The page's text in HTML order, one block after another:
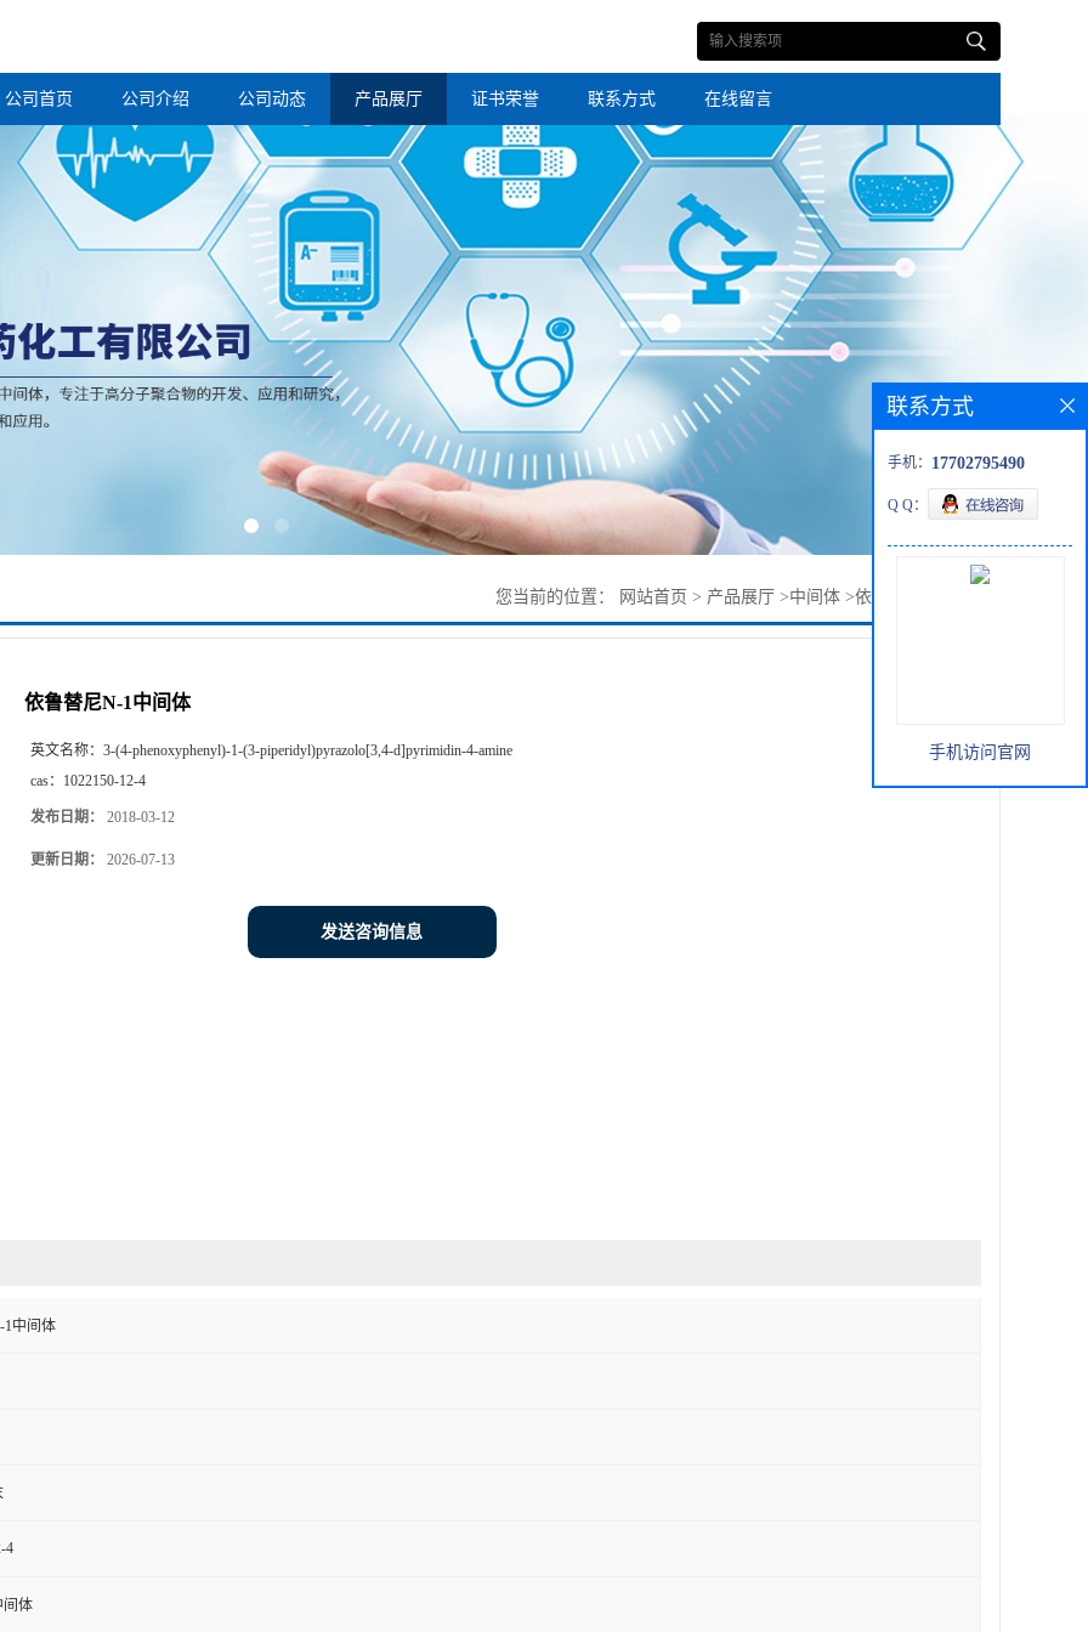
公司首页 公司介绍 公司动态 产品展厅 证书荣誉 联系方式 在线留言
您当前的位置： 网站首页 > 产品展厅 >中间体 >依鲁替尼N-1中间体
依鲁替尼N-1中间体
英文名称： 3-(4-phenoxyphenyl)-1-(3-piperidyl)pyrazolo[3,4-d]pyrimidin-4-amine
cas： 1022150-12-4
发布日期： 2018-03-12
更新日期： 2026-07-13
发送咨询信息
1中间体
4
间体
联系方式
手机： 17702795490
Q Q：
手机访问官网